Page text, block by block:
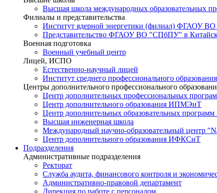
Высшая школа международных образовательных
Филиалы и представительства
Институт ядерной энергетики (филиал) ФГАОУ
Представительство ФГАОУ ВО "СПбПУ" в
Военная подготовка
Военный учебный центр
Лицей, ИСПО
Естественно-научный лицей
Институт среднего профессионального образования
Центры дополнительного профессионального
Центр дополнительных профессиональных
Центр дополнительного образования ИПМЭиТ
Центр дополнительных образовательных
Высшая инженерная школа
Международный научно-образовательный центр
Центр дополнительного образования ИФКСиТ
Подразделения
Административные подразделения
Ректорат
Служба аудита, финансового контроля и
Административно-правовой департамент
Дирекция по работе с персоналом